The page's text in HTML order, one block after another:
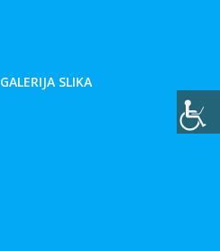
GALERIJA SLIKA